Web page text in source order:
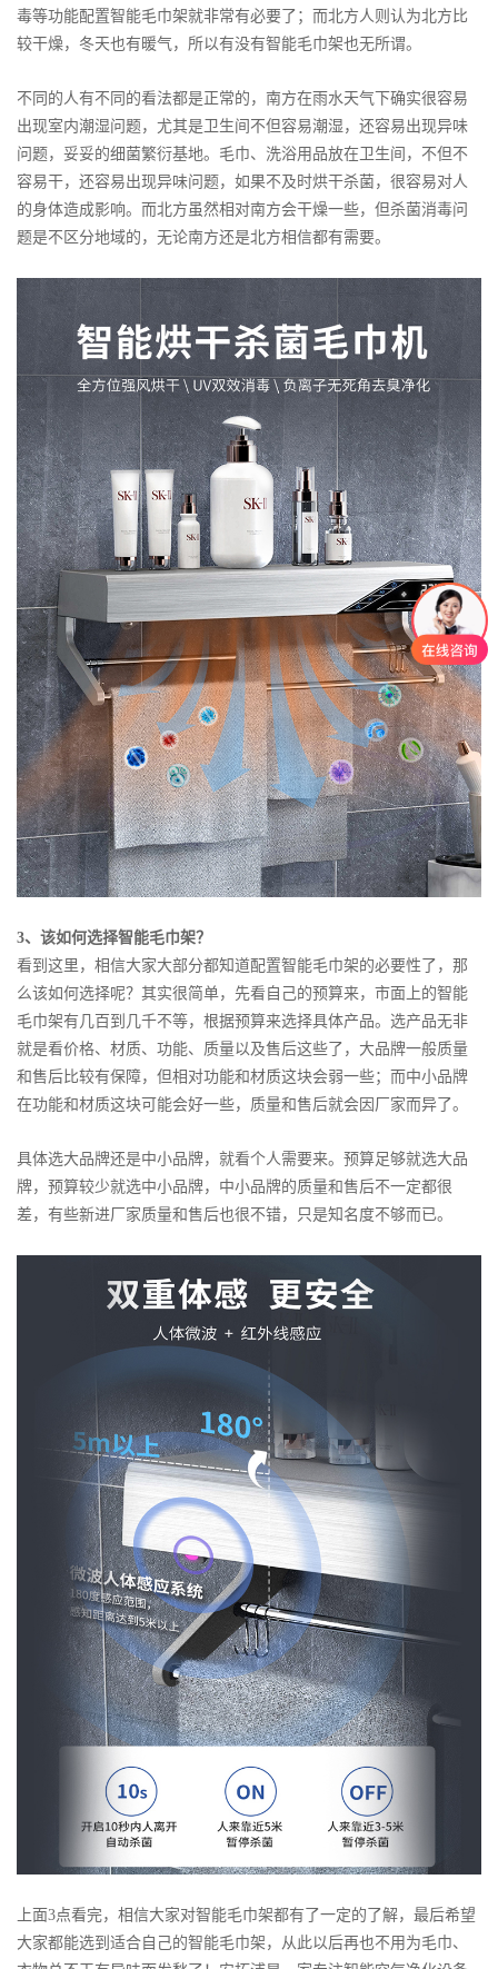
毒等功能配置智能毛巾架就非常有必要了；而北方人则认为北方比
较干燥，冬天也有暖气，所以有没有智能毛巾架也无所谓。
不同的人有不同的看法都是正常的，南方在雨水天气下确实很容易
出现室内潮湿问题，尤其是卫生间不但容易潮湿，还容易出现异味
问题，妥妥的细菌繁衍基地。毛巾、洗浴用品放在卫生间，不但不
容易干，还容易出现异味问题，如果不及时烘干杀菌，很容易对人
的身体造成影响。而北方虽然相对南方会干燥一些，但杀菌消毒问
题是不区分地域的，无论南方还是北方相信都有需要。
3、该如何选择智能毛巾架？
看到这里，相信大家大部分都知道配置智能毛巾架的必要性了，那
么该如何选择呢？其实很简单，先看自己的预算来，市面上的智能
毛巾架有几百到几千不等，根据预算来选择具体产品。选产品无非
就是看价格、材质、功能、质量以及售后这些了，大品牌一般质量
和售后比较有保障，但相对功能和材质这块会弱一些；而中小品牌
在功能和材质这块可能会好一些，质量和售后就会因厂家而异了。
具体选大品牌还是中小品牌，就看个人需要来。预算足够就选大品
牌，预算较少就选中小品牌，中小品牌的质量和售后不一定都很
差，有些新进厂家质量和售后也很不错，只是知名度不够而已。
上面3点看完，相信大家对智能毛巾架都有了一定的了解，最后希望
大家都能选到适合自己的智能毛巾架，从此以后再也不用为毛巾、